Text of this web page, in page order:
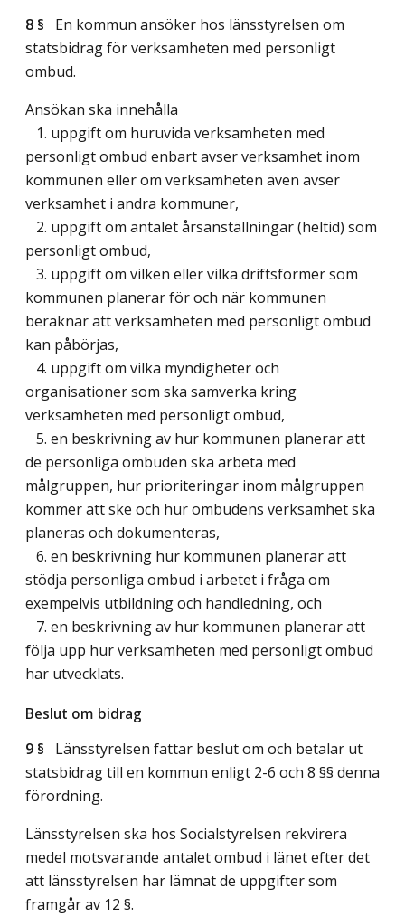
8 § En kommun ansöker hos länsstyrelsen om
statsbidrag för verksamheten med personligt
ombud.
Ansökan ska innehålla
1. uppgift om huruvida verksamheten med
personligt ombud enbart avser verksamhet inom
kommunen eller om verksamheten även avser
verksamhet i andra kommuner,
2. uppgift om antalet årsanställningar (heltid) som
personligt ombud,
3. uppgift om vilken eller vilka driftsformer som
kommunen planerar för och när kommunen
beräknar att verksamheten med personligt ombud
kan påbörjas,
4. uppgift om vilka myndigheter och
organisationer som ska samverka kring
verksamheten med personligt ombud,
5. en beskrivning av hur kommunen planerar att
de personliga ombuden ska arbeta med
målgruppen, hur prioriteringar inom målgruppen
kommer att ske och hur ombudens verksamhet ska
planeras och dokumenteras,
6. en beskrivning hur kommunen planerar att
stödja personliga ombud i arbetet i fråga om
exempelvis utbildning och handledning, och
7. en beskrivning av hur kommunen planerar att
följa upp hur verksamheten med personligt ombud
har utvecklats.
Beslut om bidrag
9 § Länsstyrelsen fattar beslut om och betalar ut
statsbidrag till en kommun enligt 2-6 och 8 §§ denna
förordning.
Länsstyrelsen ska hos Socialstyrelsen rekvirera
medel motsvarande antalet ombud i länet efter det
att länsstyrelsen har lämnat de uppgifter som
framgår av 12 §.